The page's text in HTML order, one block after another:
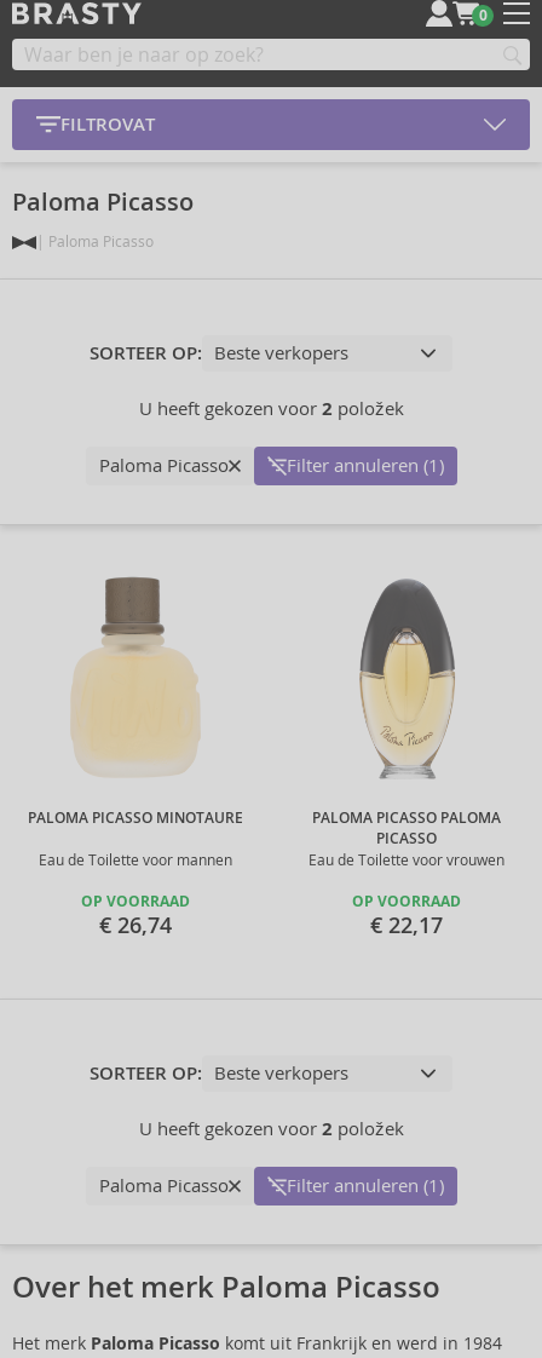
0
FILTROVAT
Paloma Picasso
Paloma Picasso
SORTEER OP:
U heeft gekozen voor 2 položek
Paloma Picasso Filter annuleren (1)
PALOMA PICASSO MINOTAURE
Eau de Toilette voor mannen
OP VOORRAAD
€ 26,74
PALOMA PICASSO PALOMA
PICASSO
Eau de Toilette voor vrouwen
OP VOORRAAD
€ 22,17
SORTEER OP:
U heeft gekozen voor 2 položek
Paloma Picasso Filter annuleren (1)
Over het merk Paloma Picasso
Het merk Paloma Picasso komt uit Frankrijk en werd in 1984